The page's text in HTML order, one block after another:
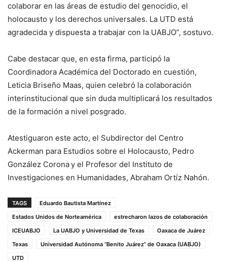
colaborar en las áreas de estudio del genocidio, el
holocausto y los derechos universales. La UTD está
agradecida y dispuesta a trabajar con la UABJO”, sostuvo.
Cabe destacar que, en esta firma, participó la
Coordinadora Académica del Doctorado en cuestión,
Leticia Briseño Maas, quien celebró la colaboración
interinstitucional que sin duda multiplicará los resultados
de la formación a nivel posgrado.
Atestiguaron este acto, el Subdirector del Centro
Ackerman para Estudios sobre el Holocausto, Pedro
González Coronay el Profesor del Instituto de
Investigaciones en Humanidades, Abraham Ortíz Nahón.
TAGS
Eduardo Bautista Martínez
Estados Unidos de Norteamérica
estrecharon lazos de colaboración
ICEUABJO
La UABJO y Universidad de Texas
Oaxaca de Juárez
Texas
Universidad Autónoma “Benito Juárez” de Oaxaca (UABJO)
UTD